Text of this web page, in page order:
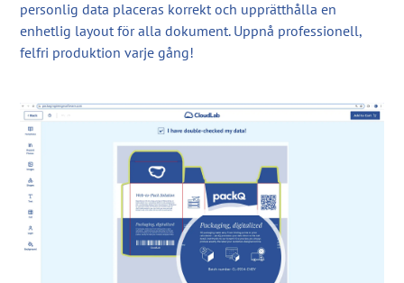
personlig data placeras korrekt och upprätthålla en
enhetlig layout för alla dokument. Uppnå professionell,
felfri produktion varje gång!